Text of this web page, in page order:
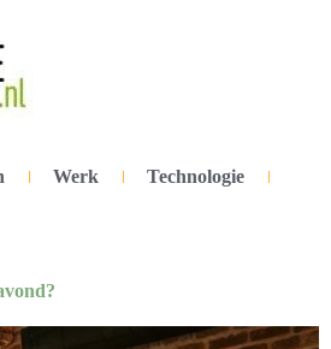
Werk Technologie